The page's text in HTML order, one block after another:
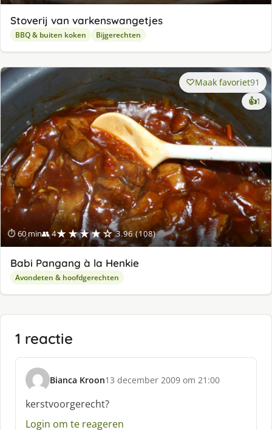
Stoverij van varkenswangetjes
BBQ & buiten koken Bijgerechten
⏱ 60 min👥 4★★★★☆ 3.96 (108)
Maak favoriet91
👍1
Babi Pangang à la Henkie
Avondeten & hoofdgerechten
1 reactie
Bianca Kroon
s
c
h
r
13 december 2009 om 21:00
kerstvoorgerecht?
Login om te reageren